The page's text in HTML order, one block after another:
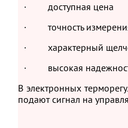
· доступная цена
· точность измерения
· характерный
· высокая надежность
В электронных
подают сигнал на